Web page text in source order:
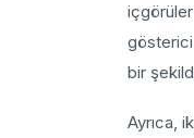
gösterici
bir
Ayrıca,